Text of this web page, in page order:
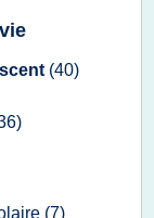
(40)
(7)